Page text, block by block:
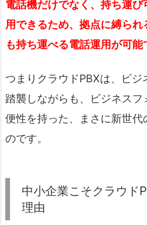
電話機だけでなく、持ち運び
用できるため、拠点に縛ら
も持ち運べる電話運用が可能
つまりクラウドPBXは、ビジ
踏襲しながらも、ビジネス
便性を持った、まさに新世
のです。
中小企業こそクラウド
理由